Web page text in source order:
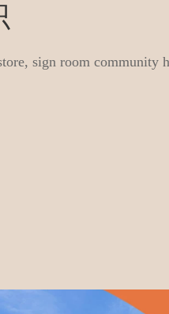
sign room community